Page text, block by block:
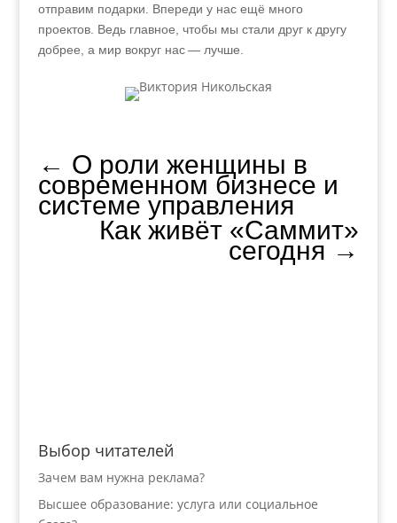
отправим подарки. Впереди у нас ещё много
проектов. Ведь главное, чтобы мы стали друг к другу
добрее, а мир вокруг нас — лучше.
← О роли женщины в
современном бизнесе и
системе управления
Как живёт «Саммит»
сегодня →
Выбор читателей
Зачем вам нужна реклама?
Высшее образование: услуга или социальное